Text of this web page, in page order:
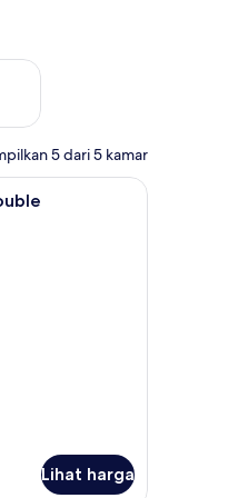
berikutnya Agu 21 -
5 dari 5 kamar
tidur bayi gratis
1 Tempat Tidur Double |
Lihat harga